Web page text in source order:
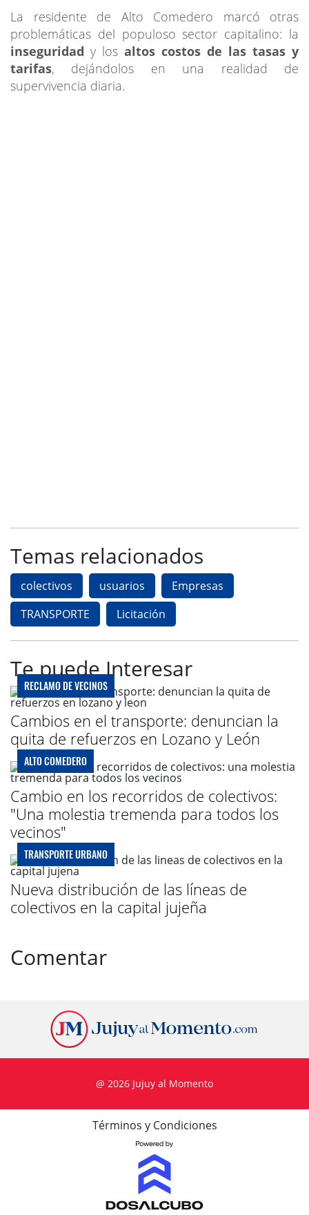
La residente de Alto Comedero marcó otras
problemáticas del populoso sector capitalino: la
inseguridad y los altos costos de las tasas y
tarifas, dejándolos en una realidad de
supervivencia diaria.
Temas relacionados
colectivos usuarios
Empresas
TRANSPORTE
Licitación
Te puede Interesar
RECLAMO DE VECINOS
Cambios en el transporte: denuncian la
quita de refuerzos en Lozano y León
ALTO COMEDERO
Cambio en los recorridos de colectivos:
"Una molestia tremenda para todos los
vecinos"
TRANSPORTE URBANO
Nueva distribución de las líneas de
colectivos en la capital jujeña
Comentar
@ 2026 Jujuy al Momento
Términos y Condiciones